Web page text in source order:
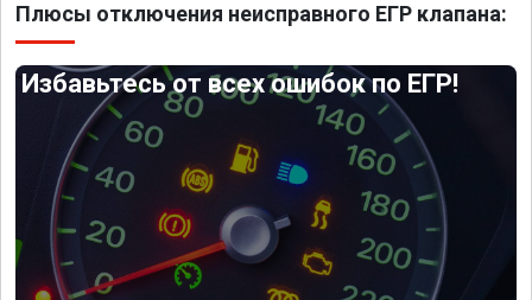
Плюсы отключения неисправного ЕГР клапана:
Избавьтесь от всех ошибок по ЕГР!